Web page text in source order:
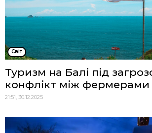
Cвіт
Туризм на Балі під
конфлікт між
21:51, 30.12.2025